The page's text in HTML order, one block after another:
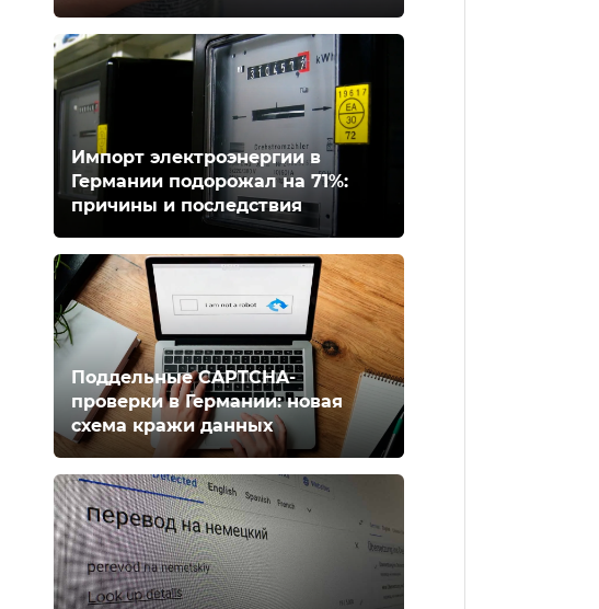
Импорт электроэнергии в
Германии подорожал на 71%:
причины и последствия
Поддельные CAPTCHA-
проверки в Германии: новая
схема кражи данных